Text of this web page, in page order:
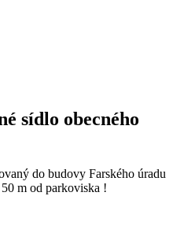
sídlo obecného
do budovy Farského úradu
m od parkoviska !